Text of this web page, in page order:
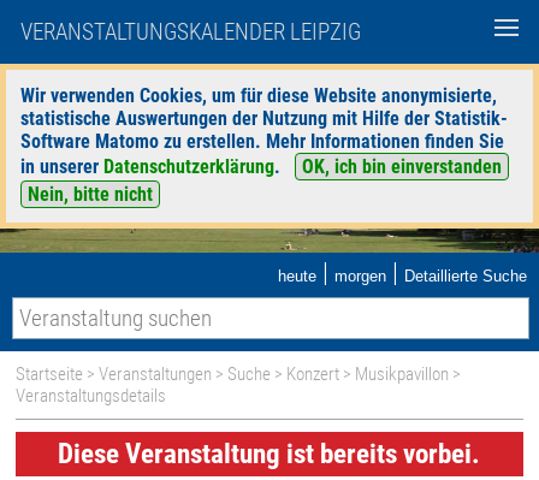
VERANSTALTUNGSKALENDER LEIPZIG
Wir verwenden Cookies, um für diese Website anonymisierte,
statistische Auswertungen der Nutzung mit Hilfe der Statistik-
Software Matomo zu erstellen. Mehr Informationen finden Sie
in unserer Datenschutzerklärung.
OK, ich bin einverstanden
Nein, bitte nicht
heute | morgen | Detaillierte Suche
Startseite >Veranstaltungen > Suche > Konzert > Musikpavillon >
Veranstaltungsdetails
Diese Veranstaltung ist bereits vorbei.